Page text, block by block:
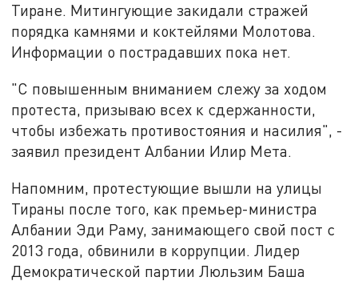
Тиране. Митингующие закидали стражей
порядка камнями и коктейлями Молотова.
Информации о пострадавших пока нет.
"С повышенным вниманием слежу за ходом
протеста, призываю всех к сдержанности,
чтобы избежать противостояния и насилия", -
заявил президент Албании Илир Мета.
Напомним, протестующие вышли на улицы
Тираны после того, как премьер-министра
Албании Эди Раму, занимающего свой пост с
2013 года, обвинили в коррупции. Лидер
Демократической партии Люльзим Баша